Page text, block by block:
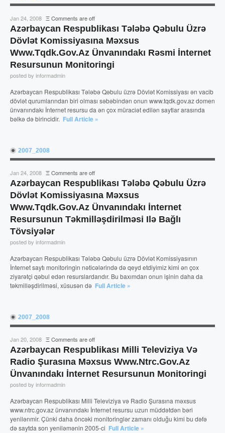
Jan 24, 2008 ΞComments are off
Azərbaycan Respublikası Tələbə Qəbulu Üzrə
Dövlət Komissiyasına Məxsus
Www.tqdk.gov.az Ünvanındakı Rəsmi İnternet
Resursunun Monitoringi
posted by informadmin
Azərbaycan Respublikası Tələbə Qəbulu üzrə Dövlət Komissiyası ən vacib
dövlət qurumlarından biri olması səbəbindən onun www.tqdk.gov.az domen
ünvanındakı İnternet resursu da ən çox müraciət edilən saytlar arasında
bəlkə də birincidir. Full Article »
2007_2008
Jan 24, 2008 ΞComments are off
Azərbaycan Respublikası Tələbə Qəbulu Üzrə
Dövlət Komissiyasına Məxsus
Www.tqdk.gov.az Ünvanındakı İnternet
Resursunun Təkmilləşdirilməsi Ilə Bağlı
Tövsiyələr
posted by informadmin
Azərbaycan Respublikası Tələbə Qəbulu üzrə Dövlət Komissiyasının
İnternet saytı monitoringin nəticələrində də qeyd etdiyimiz kimi ən çox
ziyarətçi qəbul edən resurslardandır. Bu baxımdan onun işinin daha da
təkmilləşdirilməsi, xüsusən də Full Article »
2007_2008
Jan 20, 2008 ΞComments are off
Azərbaycan Respublikası Milli Televiziya Və
Radio Şurasına Məxsus Www.ntrc.gov.az
Ünvanındakı İnternet Resursunun Monitoringi
posted by informadmin
Azərbaycan Respublikası Milli Televiziya və Radio Şurasına məxsus
www.ntrc.gov.az ünvanındakı İnternet resursu uzun müddətdən bəri
yenilənmir. Çünki daha öncəki monitoringlər zamanı olduğu kimi bu dəfə
də saytda son yeniləmənin 2005-ci Full Article »